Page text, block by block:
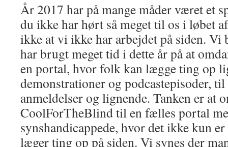
År 2017 har på mange måder været et
du ikke har hørt så meget til os i løbet
ikke at vi ikke har arbejdet på siden.
har brugt meget tid i dette år på at
en portal, hvor folk kan lægge ting op
demonstrationer og podcastepisoder,
anmeldelser og lignende. Tanken er at
CoolForTheBlind til en fælles portal
synshandicappede, hvor det ikke kun
læger ting op på siden. Vi synes der